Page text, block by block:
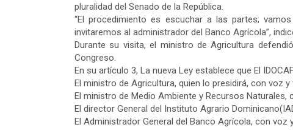
pluralidad del Senado de la República.
“El procedimiento es escuchar a las partes;
invitaremos al administrador del Banco Agrícola’’,
Durante su visita, el ministro de Agricultura
Congreso.
En su artículo 3, La nueva Ley establece que El
El ministro de Agricultura, quien lo presidirá, con voz y
El ministro de Medio Ambiente y Recursos Naturales,
El director General del Instituto Agrario
El Administrador General del Banco Agrícola, con voz